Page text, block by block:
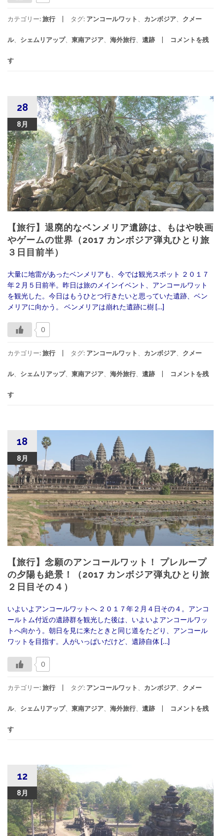
カテゴリー:旅行 タグ: アンコールワット カンボジア クメー
ル、 シェムリアップ、 東南アジア 海外旅行 遺跡 コメントを残
す
28
8月
【旅行】退廃的なベンメリア遺跡は、もはや映画
やゲームの世界（2017 カンボジア弾丸ひとり旅
３日目前半）
大量に地雷があったベンメリアも、今では観光スポット ２０１７
年２月５日前半。昨日は旅のメインイベント、アンコールワット
を観光した。今日はもうひとつ行きたいと思っていた遺跡、ベン
メリアに向かう。 ベンメリアは崩れた遺跡に樹 […]
0
カテゴリー:旅行 タグ: アンコールワット、 カンボジア、 クメー
ル、 シェムリアップ、 東南アジア、 海外旅行、 遺跡 コメントを残
す
18
8月
【旅行】念願のアンコールワット！ プレループ
の夕陽も絶景！（2017 カンボジア弾丸ひとり旅
２日目その４）
いよいよアンコールワットへ ２０１７年２月４日その４。アンコ
ールトム付近の遺跡群を観光した後は、いよいよアンコールワッ
トへ向かう。朝日を見に来たときと同じ道をたどり、アンコール
ワットを目指す。人がいっぱいだけど、遺跡自体 […]
0
カテゴリー:旅行 タグ: アンコールワット カンボジア クメー
ル、 シェムリアップ、 東南アジア 海外旅行 遺跡 コメントを残
す
12
8月